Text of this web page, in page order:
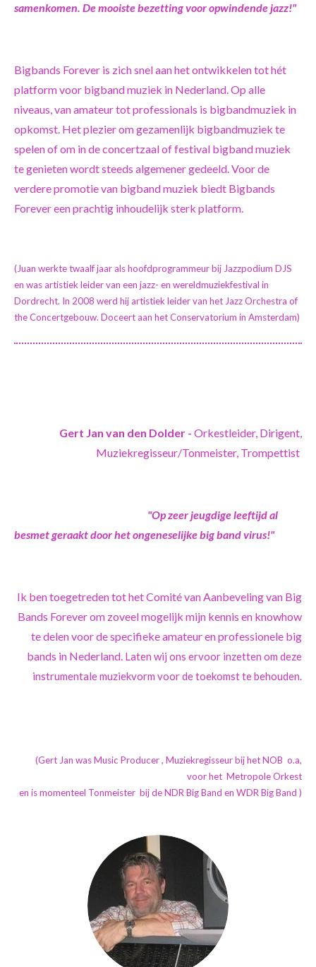
samenkomen. De mooiste bezetting voor opwindende jazz!"
Bigbands Forever is zich snel aan het ontwikkelen tot hét
platform voor bigband muziek in Nederland. Op alle
niveaus, van amateur tot professionals is bigbandmuziek in
opkomst. Het plezier om gezamenlijk bigbandmuziek te
spelen of om in de concertzaal of festival bigband muziek
te genieten wordt steeds algemener gedeeld. Voor de
verdere promotie van bigband muziek biedt Bigbands
Forever een prachtig inhoudelijk sterk platform.
(Juan werkte twaalf jaar als hoofdprogrammeur bij Jazzpodium DJS
en was artistiek leider van een jazz- en wereldmuziekfestival in
Dordrecht. In 2008 werd hij artistiek leider van het Jazz Orchestra of
the Concertgebouw. Doceert aan het Conservatorium in Amsterdam)
Gert Jan van den Dolder - Orkestleider, Dirigent,
Muziekregisseur/Tonmeister, Trompettist
"Op zeer jeugdige leeftijd al
besmet geraakt door het ongeneselijke big band virus!"
Ik ben toegetreden tot het Comité van Aanbeveling van Big
Bands Forever om zoveel mogelijk mijn kennis en knowhow
te delen voor de specifieke amateur en professionele big
bands in Nederland. Laten wij ons ervoor inzetten om deze
instrumentale muziekvorm voor de toekomst te behouden.
(Gert Jan was Music Producer , Muziekregisseur bij het NOB o.a,
voor het Metropole Orkest
en is momenteel Tonmeister bij de NDR Big Band en WDR Big Band )